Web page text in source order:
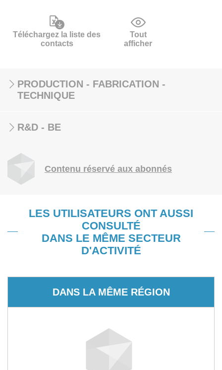
Téléchargez la liste des
contacts
Tout
afficher
PRODUCTION - FABRICATION -
TECHNIQUE
R&D - BE
Contenu réservé aux abonnés
LES UTILISATEURS ONT AUSSI
CONSULTÉ
DANS LE MÊME SECTEUR
D'ACTIVITÉ
DANS LA MÊME RÉGION